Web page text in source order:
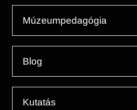
Múzeumpedagógia
Blog
Kutatás